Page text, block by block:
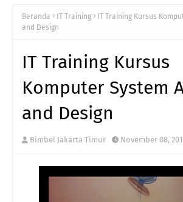
Beranda IT Training
IT Training Kursus
and Design
IT Training Kursus
Komputer System
and Design
Bimbel Jakarta Timur November 08,